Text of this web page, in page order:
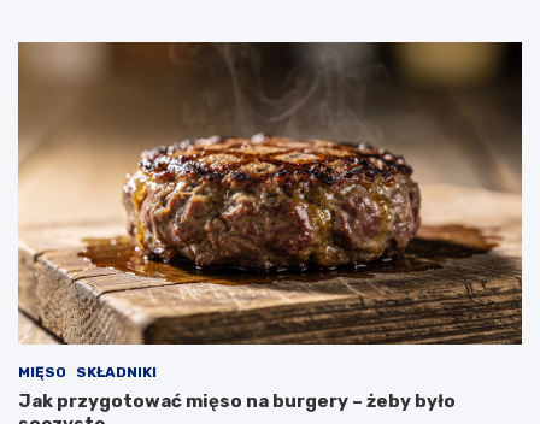
MIĘSO SKŁADNIKI
Jak przygotować mięso na burgery – żeby było